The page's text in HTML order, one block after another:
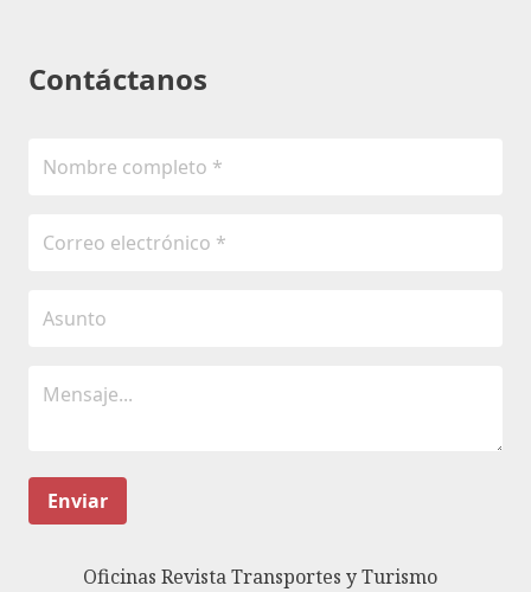
Contáctanos
Enviar
Oficinas Revista Transportes y Turismo